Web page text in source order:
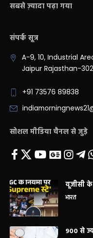
सबसे ज़्यादा पढ़ा गया
संपर्क सूत्र
A-9, 10, Industrial
Jaipur Rajasthan-
+91 73576 89838
सोशल मीडिया चैनल से जुड़े
यूजीसी के
भारत
900 से